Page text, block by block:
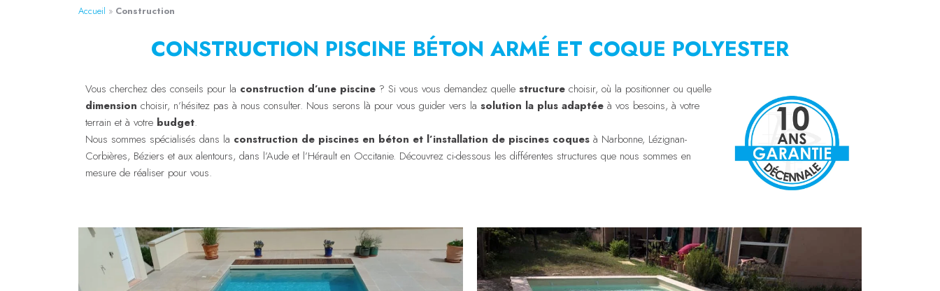
Accueil » Construction
CONSTRUCTION PISCINE BÉTON ARMÉ ET COQUE POLYESTER
Vous cherchez des conseils pour la construction d’une piscine ? Si vous vous demandez quelle structure choisir, où la positionner ou quelle
dimension choisir, n’hésitez pas à nous consulter. Nous serons là pour vous guider vers la solution la plus adaptée à vos besoins, à votre
terrain et à votre budget.
Nous sommes spécialisés dans la construction de piscines en béton et l’installation de piscines coques à Narbonne, Lézignan-
Corbières, Béziers et aux alentours, dans l’Aude et l’Hérault en Occitanie. Découvrez ci-dessous les différentes structures que nous sommes en
mesure de réaliser pour vous.